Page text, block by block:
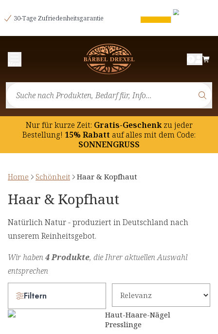
30-Tage Zufriedenheitsgarantie
Nur für kurze Zeit: Gratis-Geschenkzu jeder
Bestellung! 15% Rabatt auf alles mit dem Code:
SONNENGRUSS
Home Schönheit Haar & Kopfhaut
Haar & Kopfhaut
Natürlich Natur - produziert in Deutschland nach
unserem Reinheitsgebot.
Wir haben4 Produkte, die Ihrer aktuellen Auswahl
entsprechen
Filtern
Haut-Haare-Nägel
Presslinge